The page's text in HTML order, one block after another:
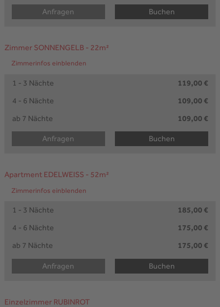
Buchen
Anfragen
Zimmer SONNENGELB- 22m²
Zimmerinfos einblenden
1 - 3 Nächte
4 - 6 Nächte
ab 7 Nächte
119,00 €
109,00 €
109,00 €
Buchen
Anfragen
Apartment EDELWEISS - 52m²
Zimmerinfos einblenden
1 - 3 Nächte
4 - 6 Nächte
ab 7 Nächte
185,00 €
175,00 €
175,00 €
Buchen
Anfragen
Einzelzimmer RUBINROT